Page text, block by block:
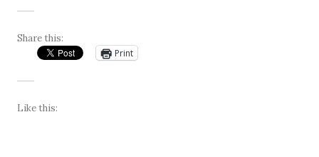
Share this:
Print
Like this: